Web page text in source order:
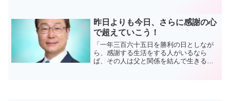
昨日よりも今日、さらに感謝の心
で超えていこう！
「一年三百六十五日を勝利の日としなが
ら、感謝する生活をする人がいるなら
ば、その人は父と関係を結んで生きる生